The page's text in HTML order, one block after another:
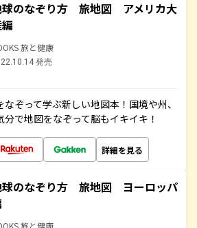
球のなぞり方 旅地図 アメリカ大
旅と健康
発売
ぞって学ぶ新しい地図本！国境や州、
で地図をなぞって脳もイキイキ！
詳細を見る
球のなぞり方 旅地図 ヨーロッパ
旅と健康